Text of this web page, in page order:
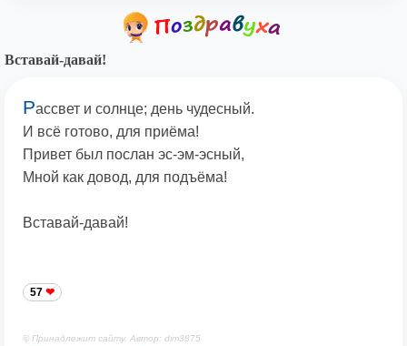
Вставай-давай!
Рассвет и солнце; день чудесный.
И всё готово, для приёма!
Привет был послан эс-эм-эсный,
Мной как довод, для подъёма!
Вставай-давай!
57
© Принадлежит сайту. Автор: dim3875